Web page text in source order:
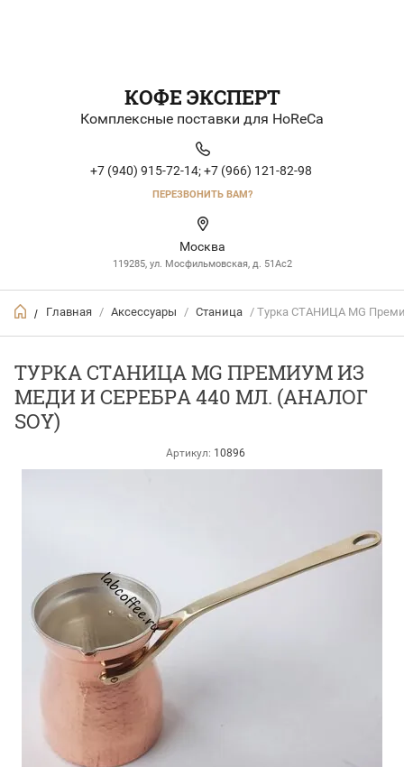
КОФЕ ЭКСПЕРТ
Комплексные поставки для HoReCa
+7 (940) 915-72-14; +7 (966) 121-82-98
ПЕРЕЗВОНИТЬ ВАМ?
Москва
119285, ул. Мосфильмовская, д. 51Ac2
/ Главная / Аксессуары / Станица / Турка СТАНИЦА MG
ТУРКА СТАНИЦА MG ПРЕМИУМ ИЗ
МЕДИ И СЕРЕБРА 440 МЛ. (АНАЛОГ
SOY)
Артикул: 10896